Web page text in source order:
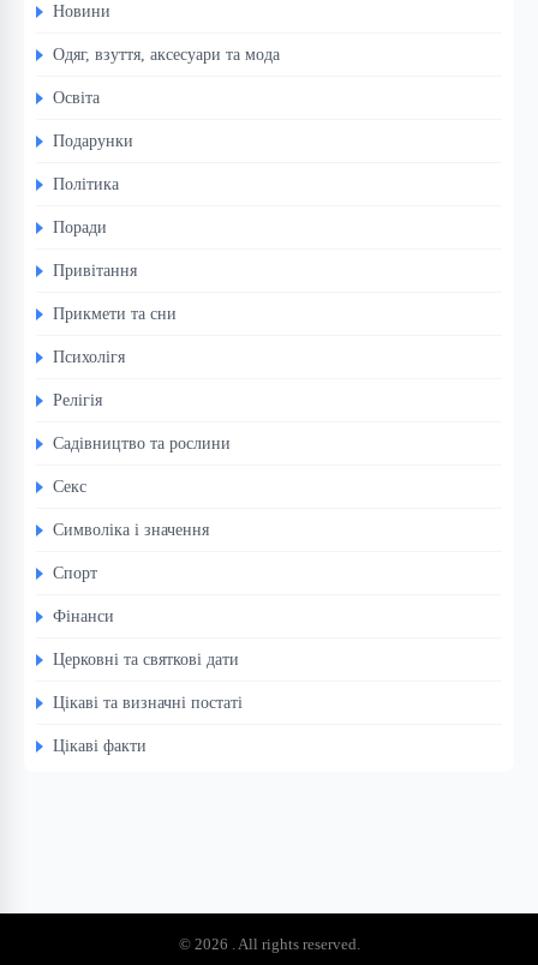
Новини
Одяг, взуття, аксесуари та мода
Освіта
Подарунки
Політика
Поради
Привітання
Прикмети та сни
Психолігя
Релігія
Садівництво та рослини
Секс
Символіка і значення
Спорт
Фінанси
Церковні та святкові дати
Цікаві та визначні постаті
Цікаві факти
© 2026 . All rights reserved.